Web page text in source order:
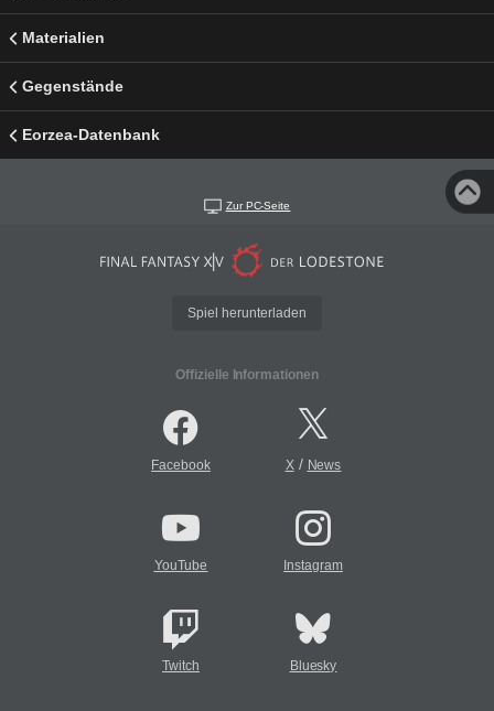
Materialien
Gegenstände
Eorzea-Datenbank
Zur PC-Seite
Spiel herunterladen
Offizielle Informationen
Facebook X/ News
YouTube Instagram
Twitch Bluesky